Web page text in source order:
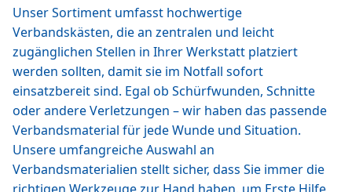
Unser Sortiment umfasst hochwertige
Verbandskästen, die an zentralen und leicht
zugänglichen Stellen in Ihrer Werkstatt platziert
werden sollten, damit sie im Notfall sofort
einsatzbereit sind. Egal ob Schürfwunden, Schnitte
oder andere Verletzungen – wir haben das passende
Verbandsmaterial für jede Wunde und Situation.
Unsere umfangreiche Auswahl an
Verbandsmaterialien stellt sicher, dass Sie immer die